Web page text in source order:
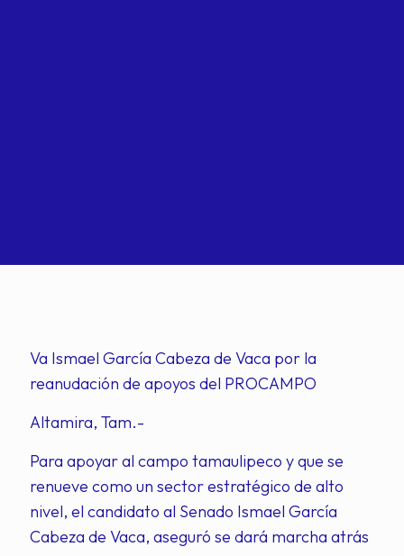
Va Ismael García Cabeza de Vaca por la
reanudación de apoyos del PROCAMPO
Altamira, Tam.-
Para apoyar al campo tamaulipeco y que se
renueve como un sector estratégico de alto
nivel, el candidato al Senado Ismael García
Cabeza de Vaca, aseguró se dará marcha atrás